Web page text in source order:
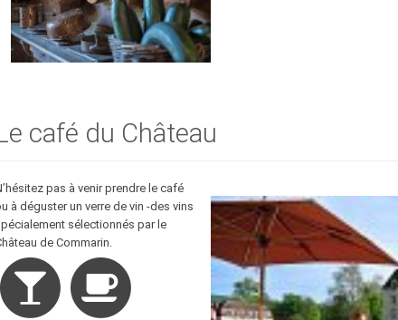
café du Château
pas à venir prendre le café
à déguster un verre de vin -des vins
sélectionnés par le
de Commarin.